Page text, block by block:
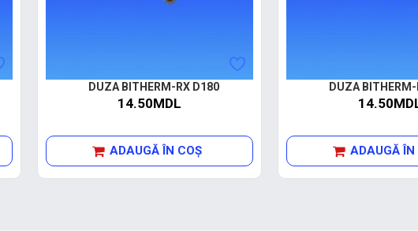
DUZA BITHERM-RX D180
14.50MDL
ADAUGĂ ÎN COŞ
DUZA
ADAUGĂ ÎN